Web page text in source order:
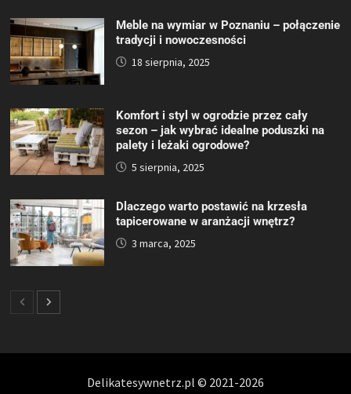
Meble na wymiar w Poznaniu – połączenie
tradycji i nowoczesności
18 sierpnia, 2025
Komfort i styl w ogrodzie przez cały
sezon – jak wybrać idealne poduszki na
palety i leżaki ogrodowe?
5 sierpnia, 2025
Dlaczego warto postawić na krzesła
tapicerowane w aranżacji wnętrz?
3 marca, 2025
Delikatesywnetrz.pl © 2021-2026